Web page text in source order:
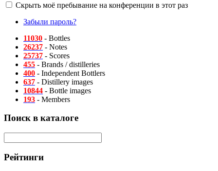
Скрыть моё пребывание на конференции в этот раз
Забыли пароль?
11030 - Bottles
26237 - Notes
25737 - Scores
455 - Brands / distilleries
400 - Independent Bottlers
637 - Distillery images
10844 - Bottle images
193 - Members
Поиск в каталоге
Рейтинги